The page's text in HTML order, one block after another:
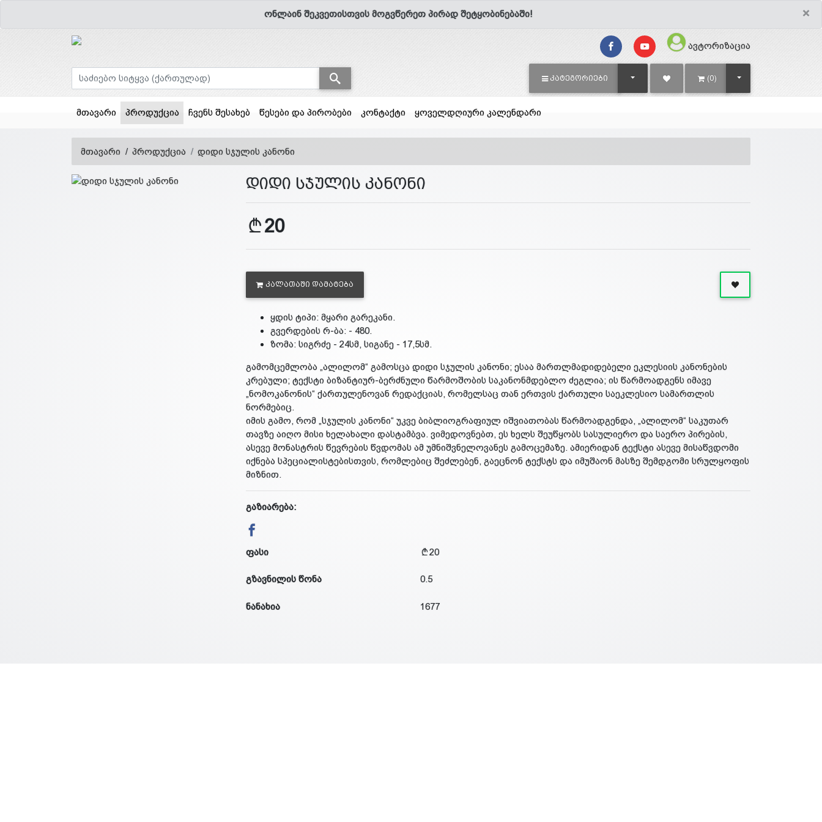
×
ონლაინ შეკვეთისთვის მოგვწერეთ პირად შეტყობინებაში!
ავტორიზაცია
ᲙᲐᲢᲔᲒᲝᲠᲘᲔᲑᲘ TOGGLE DROPDOWN(0) TOGGLE DROPDOWN
მთავარი პროდუქცია(current)
ჩვენს შესახებ წესები და პირობები კონტაქტი ყოველდღიური კალენდარი
მთავარი პროდუქცია დიდი სჯულის კანონი
დიდი სჯულის კანონი
20
ᲙᲐᲚᲐᲗᲐᲨᲘ ᲓᲐᲛᲐᲢᲔᲑᲐ
ყდის ტიპი: მყარი გარეკანი.
გვერდების რ-ბა: - 480.
ზომა: სიგრძე - 24სმ, სიგანე - 17,5სმ.
გამომცემლობა „ალილომ“ გამოსცა დიდი სჯულის კანონი; ესაა მართლმადიდებელი ეკლესიის კანონების
კრებული; ტექსტი ბიზანტიურ-ბერძნული წარმოშობის საკანონმდებლო ძეგლია; ის წარმოადგენს იმავე
„ნომოკანონის“ ქართულენოვან რედაქციას, რომელსაც თან ერთვის ქართული საეკლესიო სამართლის
ნორმებიც.
იმის გამო, რომ „სჯულის კანონი“ უკვე ბიბლიოგრაფიულ იშვიათობას წარმოადგენდა, „ალილომ“ საკუთარ
თავზე აიღო მისი ხელახალი დასტამბვა. ვიმედოვნებთ, ეს ხელს შეუწყობს სასულიერო და საერო პირების,
ასევე მონასტრის წევრების წვდომას ამ უმნიშვნელოვანეს გამოცემაზე. ამიერიდან ტექსტი ასევე მისაწვდომი
იქნება სპეციალისტებისთვის, რომლებიც შეძლებენ, გაეცნონ ტექსტს და იმუშაონ მასზე შემდგომი სრულყოფის
მიზნით.
გაზიარება:
ფასი 20
გზავნილის წონა 0.5
ნანახია 1677